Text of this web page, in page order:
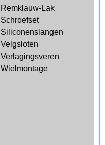
Remklauw-Lak
Schroefset
Siliconenslangen
Velgsloten
Verlagingsveren
Wielmontage